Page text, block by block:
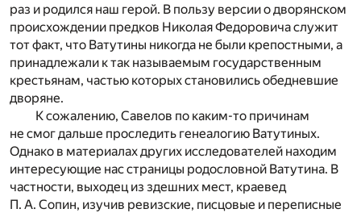
раз и родился наш герой. В пользу версии о дворянском
происхождении предков Николая Федоровича служит
тот факт, что Ватутины никогда не были крепостными, а
принадлежали к так называемым государственным
крестьянам, частью которых становились обедневшие
дворяне.
К сожалению, Савелов по каким-то причинам
не смог дальше проследить генеалогию Ватутиных.
Однако в материалах других исследователей находим
интересующие нас страницы родословной Ватутина. В
частности, выходец из здешних мест, краевед
П. А. Сопин, изучив ревизские, писцовые и переписные